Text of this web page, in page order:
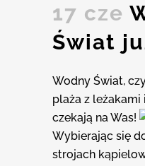
17 cze
Świat
Wodny Świat,
plaża z
czekają na Was!
Wybierając się
strojach